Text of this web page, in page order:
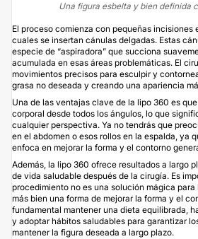
Una figura esbelta y bien definida
El proceso comienza con pequeñas incisiones
cuales se insertan cánulas delgadas. Estas
especie de “aspiradora” que succiona
acumulada en esas áreas problemáticas. El
movimientos precisos para esculpir y
grasa no deseada y creando una apariencia
Una de las ventajas clave de la lipo 360 es
corporal desde todos los ángulos, lo que
cualquier perspectiva. Ya no tendrás que
en el abdomen o esos rollos en la espalda, ya
enfoca en mejorar la forma y el contorno
Además, la lipo 360 ofrece resultados a largo
de vida saludable después de la cirugía. Es
procedimiento no es una solución mágica para
más bien una forma de mejorar la forma y el
fundamental mantener una dieta equilibrada,
y adoptar hábitos saludables para garantizar
mantener la figura deseada a largo plazo.